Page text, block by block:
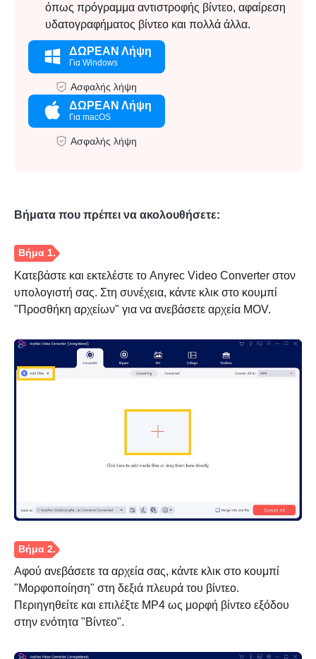
όπως πρόγραμμα αντιστροφής βίντεο, αφαίρεση
υδατογραφήματος βίντεο και πολλά άλλα.
ΔΩΡΕΑΝ Λήψη
Για Windows
Ασφαλής λήψη
ΔΩΡΕΑΝ Λήψη
Για macOS
Ασφαλής λήψη
Βήματα που πρέπει να ακολουθήσετε:
Κατεβάστε και εκτελέστε το Anyrec Video Converter στον
υπολογιστή σας. Στη συνέχεια, κάντε κλικ στο κουμπί
"Προσθήκη αρχείων" για να ανεβάσετε αρχεία MOV.
Αφού ανεβάσετε τα αρχεία σας, κάντε κλικ στο κουμπί
"Μορφοποίηση" στη δεξιά πλευρά του βίντεο.
Περιηγηθείτε και επιλέξτε MP4 ως μορφή βίντεο εξόδου
στην ενότητα "Βίντεο".